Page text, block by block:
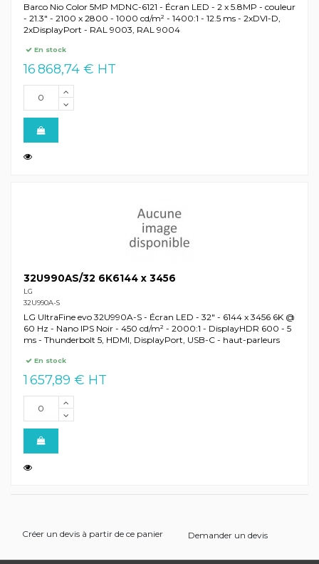
Barco Nio Color 5MP MDNC-6121 - Écran LED - 2 x 5.8MP - couleur
- 21.3" - 2100 x 2800 - 1000 cd/m² - 1400:1 - 12.5 ms - 2xDVI-D,
2xDisplayPort - RAL 9003, RAL 9004
En stock
16 868,74 € HT
32U990AS/32 6K6144 x 3456
LG
32U990A-S
LG UltraFine evo 32U990A-S - Écran LED - 32" - 6144 x 3456 6K @
60 Hz - Nano IPS Noir - 450 cd/m² - 2000:1 - DisplayHDR 600 - 5
ms - Thunderbolt 5, HDMI, DisplayPort, USB-C - haut-parleurs
En stock
1 657,89 € HT
Créer un devis à partir de ce panier Demander un devis